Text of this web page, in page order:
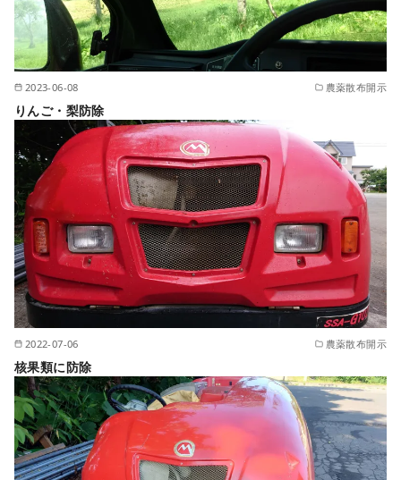
2023-06-08 農薬散布開示
りんご・梨防除
2022-07-06 農薬散布開示
核果類に防除